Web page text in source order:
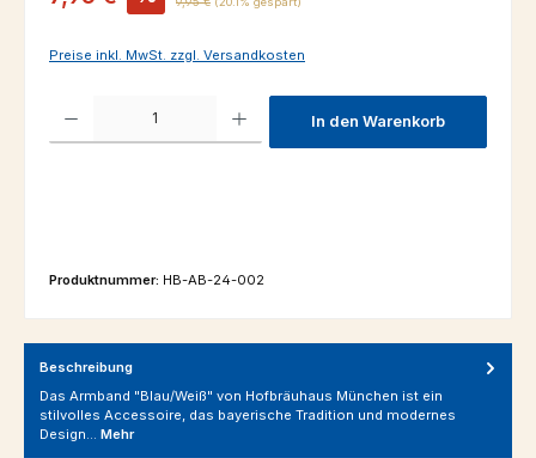
Preise inkl. MwSt. zzgl. Versandkosten
Produkt Anzahl: Gib den gewünschten Wert ein oder benutze die
In den Warenkorb
Produktnummer: HB-AB-24-002
Beschreibung
Das Armband "Blau/Weiß" von Hofbräuhaus München ist ein
stilvolles Accessoire, das bayerische Tradition und modernes
Design… Mehr